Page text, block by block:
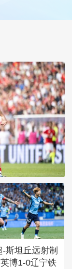
-斯坦丘远射制
博1-0辽宁铁